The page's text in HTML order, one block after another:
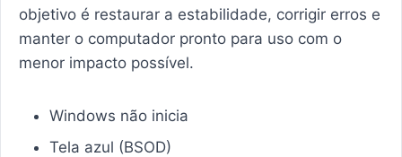
objetivo é restaurar a estabilidade, corrigir erros e
manter o computador pronto para uso com o
menor impacto possível.
Windows não inicia
Tela azul (BSOD)